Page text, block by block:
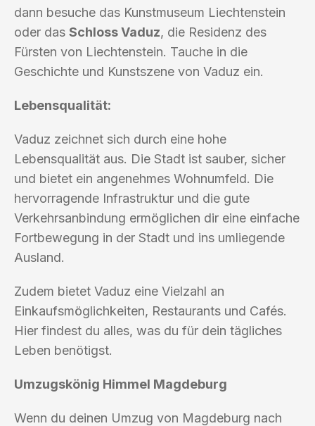
dann besuche das Kunstmuseum Liechtenstein
oder das Schloss Vaduz, die Residenz des
Fürsten von Liechtenstein. Tauche in die
Geschichte und Kunstszene von Vaduz ein.
Lebensqualität:
Vaduz zeichnet sich durch eine hohe
Lebensqualität aus. Die Stadt ist sauber, sicher
und bietet ein angenehmes Wohnumfeld. Die
hervorragende Infrastruktur und die gute
Verkehrsanbindung ermöglichen dir eine einfache
Fortbewegung in der Stadt und ins umliegende
Ausland.
Zudem bietet Vaduz eine Vielzahl an
Einkaufsmöglichkeiten, Restaurants und Cafés.
Hier findest du alles, was du für dein tägliches
Leben benötigst.
Umzugskönig Himmel Magdeburg
Wenn du deinen Umzug von Magdeburg nach